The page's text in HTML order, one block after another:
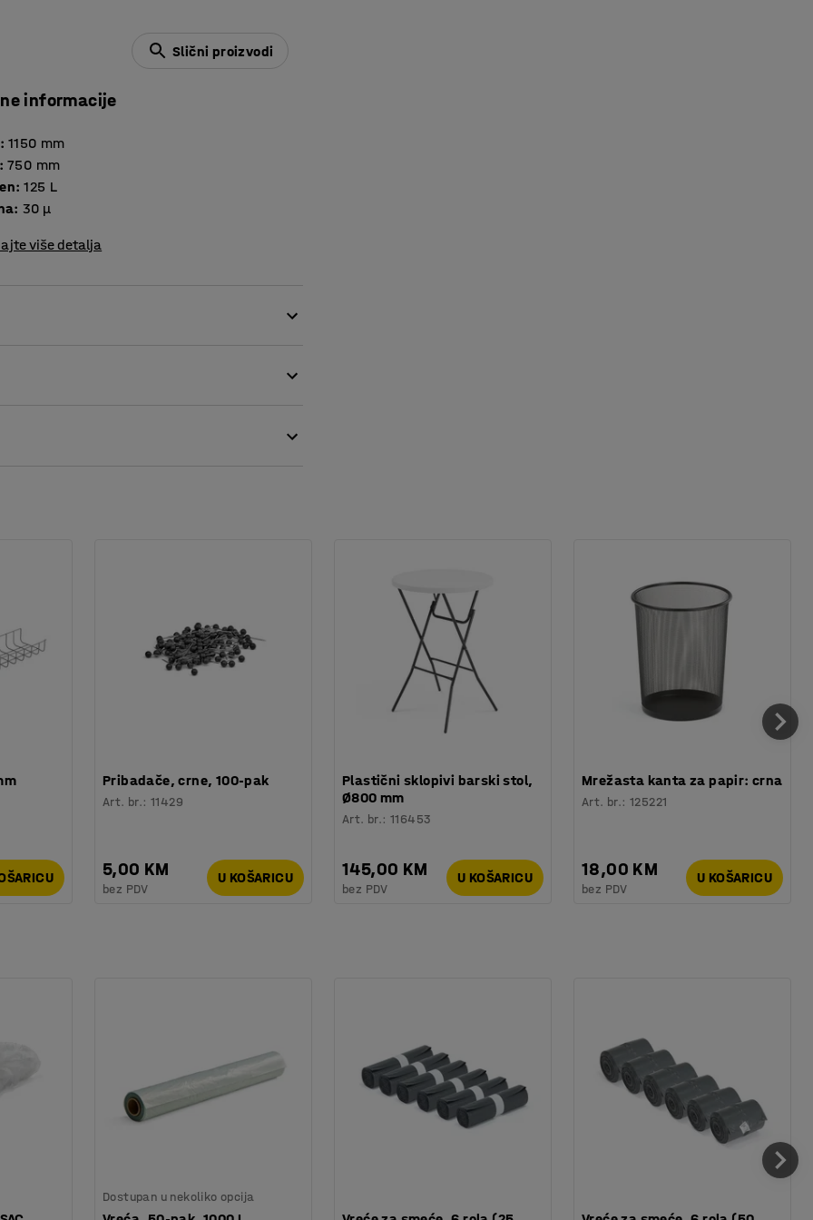
Slični proizvodi
informacije
: 1150 mm
: 750 mm
: 125 L
: 30 μ
više detalja
i mogu zamijeniti npr. papirnate
dnom se lakše pune. Vreću za smeće
Pribadače, crne, 100-pak
Art. br.:11429
5,00 KM
bez PDV
U KOŠARICU
Plastični sklopivi barski stol,
Ø800 mm
Art. br.:116453
145,00 KM
bez PDV
U KOŠARICU
Mrežasta kanta za papir: crna
Art. br.:125221
18,00 KM
bez PDV
U KOŠARICU
Dostupan u nekoliko opcija